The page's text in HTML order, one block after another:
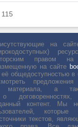
на
правом
на сайте
её общедоступностью
материала, а
контент. Мы
которые
текстов,